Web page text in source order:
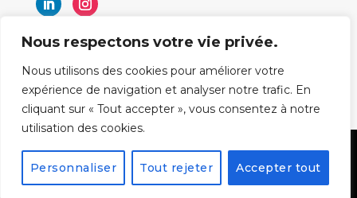
Nous respectons votre vie privée.
Nous utilisons des cookies pour améliorer votre
expérience de navigation et analyser notre trafic. En
cliquant sur « Tout accepter », vous consentez à notre
utilisation des cookies.
Personnaliser Tout rejeter Accepter tout
Mentions légales |CGV|Politique CNILCopyright ©
2026IEDM. Tous droits réservés